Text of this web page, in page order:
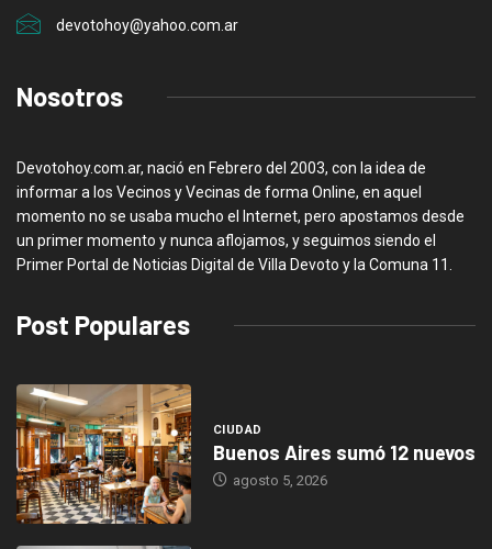
devotohoy@yahoo.com.ar
Nosotros
Devotohoy.com.ar, nació en Febrero del 2003, con la idea de
informar a los Vecinos y Vecinas de forma Online, en aquel
momento no se usaba mucho el Internet, pero apostamos desde
un primer momento y nunca aflojamos, y seguimos siendo el
Primer Portal de Noticias Digital de Villa Devoto y la Comuna 11.
Post Populares
CIUDAD
Buenos Aires sumó 12 nuevos
agosto 5, 2026